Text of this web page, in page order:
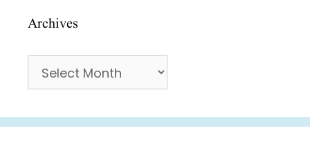
Archives
Archives